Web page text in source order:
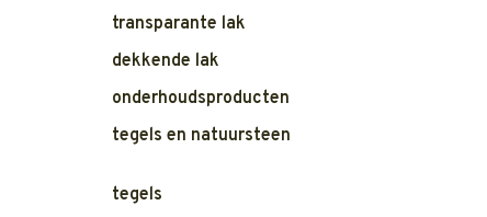
transparante lak
dekkende lak
onderhoudsproducten
tegels en natuursteen
tegels